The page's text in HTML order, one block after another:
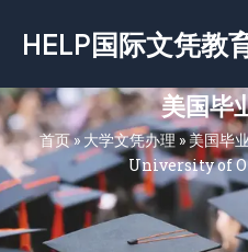
容
HELP国际文凭教
美国毕
首页»大学文凭办理»美国毕
University of